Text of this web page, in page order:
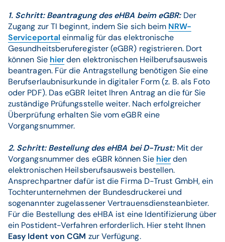
1. Schritt: Beantragung des eHBA beim eGBR: Der
Zugang zur TI beginnt, indem Sie sich beim NRW-
Serviceportal einmalig für das elektronische
Gesundheitsberuferegister (eGBR) registrieren. Dort
können Sie hierden elektronischen Heilberufsausweis
beantragen. Für die Antragstellung benötigen Sie eine
Berufserlaubnisurkunde in digitaler Form (z. B. als Foto
oder PDF). Das eGBR leitet Ihren Antrag an die für Sie
zuständige Prüfungsstelle weiter. Nach erfolgreicher
Überprüfung erhalten Sie vom eGBR eine
Vorgangsnummer.
2. Schritt: Bestellung des eHBA bei D-Trust: Mit der
Vorgangsnummer des eGBR können Sie hierden
elektronischen Heilsberufsausweis bestellen.
Ansprechpartner dafür ist die Firma D-Trust GmbH, ein
Tochterunternehmen der Bundesdruckerei und
sogenannter zugelassener Vertrauensdiensteanbieter.
Für die Bestellung des eHBA ist eine Identifizierung über
ein Postident-Verfahren erforderlich. Hier steht Ihnen
Easy Ident von CGM zur Verfügung.